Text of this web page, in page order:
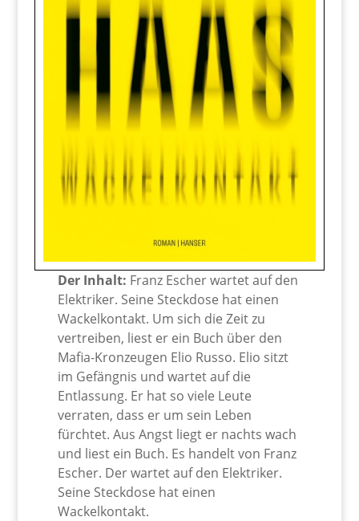
Der Inhalt: Franz Escher wartet auf den
Elektriker. Seine Steckdose hat einen
Wackelkontakt. Um sich die Zeit zu
vertreiben, liest er ein Buch über den
Mafia-Kronzeugen Elio Russo. Elio sitzt
im Gefängnis und wartet auf die
Entlassung. Er hat so viele Leute
verraten, dass er um sein Leben
fürchtet. Aus Angst liegt er nachts wach
und liest ein Buch. Es handelt von Franz
Escher. Der wartet auf den Elektriker.
Seine Steckdose hat einen
Wackelkontakt.